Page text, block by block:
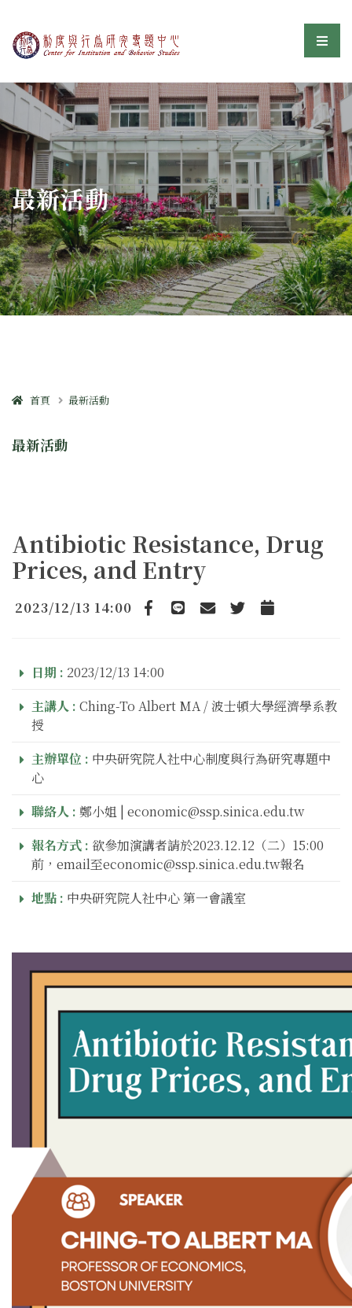
制度與行為研究專題中選
:::
最新活動
首頁 最新活動
最新活動
Antibiotic Resistance, Drug
Prices, and Entry
2023/12/13 14:00
Facebook
line emailTwitterAdd to Calendar
日期 : 2023/12/13 14:00
主講人 : Ching-To Albert MA / 波士頓大學經濟學系教
授
主辦單位 : 中央研究院人社中心制度與行為研究專題中
心
聯絡人 : 鄭小姐 | economic@ssp.sinica.edu.tw
報名方式 : 欲參加演講者請於2023.12.12（二）15:00
前，email至economic@ssp.sinica.edu.tw報名
地點 : 中央研究院人社中心 第一會議室